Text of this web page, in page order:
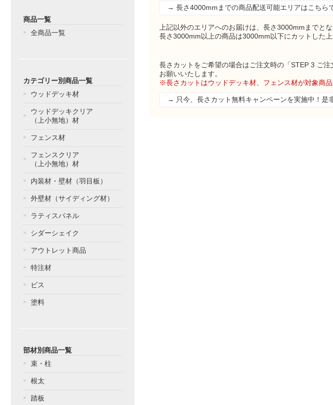
商品一覧
全商品一覧
カテゴリー別商品一覧
ウッドデッキ材
ウッドデッキクリア
（上小無地）材
フェンス材
フェンスクリア
（上小無地）材
内装材・壁材（羽目板）
外壁材（サイディング材）
ラティスパネル
シダーシェイク
アウトレット商品
特注材
ビス
塗料
部材別商品一覧
束・柱
根太
踏板
→ 長さ4000mmまでの商品配送可能エリアはこちら
上記以外のエリアへのお届けは、長さ3000mmまでと
長さ3000mm以上の商品は3000mm以下にカットした上
長さカットをご希望の場合はご注文時の「STEP 3 ご
お願いいたします。
※長さカットはウッドデッキ材、フェンス材が対象商
→ 只今、長さカット無料キャンペーンを実施中！是